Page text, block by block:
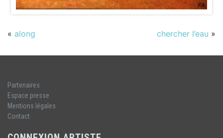
« along chercher l’eau »
Partenaires
Espace presse
Mentions légales
Contact